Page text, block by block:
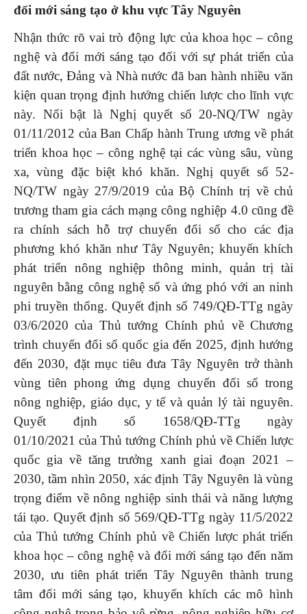
đổi mới sáng tạo ở khu vực Tây Nguyên
Nhận thức rõ vai trò động lực của khoa học – công
nghệ và đổi mới sáng tạo đối với sự phát triển của
đất nước, Đảng và Nhà nước đã ban hành nhiều văn
kiện quan trọng định hướng chiến lược cho lĩnh vực
này. Nổi bật là Nghị quyết số 20-NQ/TW ngày
01/11/2012 của Ban Chấp hành Trung ương về phát
triển khoa học – công nghệ tại các vùng sâu, vùng
xa, vùng đặc biệt khó khăn. Nghị quyết số 52-
NQ/TW ngày 27/9/2019 của Bộ Chính trị về chủ
trương tham gia cách mạng công nghiệp 4.0 cũng đề
ra chính sách hỗ trợ chuyển đổi số cho các địa
phương khó khăn như Tây Nguyên; khuyến khích
phát triển nông nghiệp thông minh, quản trị tài
nguyên bằng công nghệ số và ứng phó với an ninh
phi truyền thống. Quyết định số 749/QĐ-TTg ngày
03/6/2020 của Thủ tướng Chính phủ về Chương
trình chuyển đổi số quốc gia đến 2025, định hướng
đến 2030, đặt mục tiêu đưa Tây Nguyên trở thành
vùng tiên phong ứng dụng chuyển đổi số trong
nông nghiệp, giáo dục, y tế và quản lý tài nguyên.
Quyết định số 1658/QĐ-TTg ngày
01/10/2021 của Thủ tướng Chính phủ về Chiến lược
quốc gia về tăng trưởng xanh giai đoạn 2021 –
2030, tầm nhìn 2050, xác định Tây Nguyên là vùng
trọng điểm về nông nghiệp sinh thái và năng lượng
tái tạo. Quyết định số 569/QĐ-TTg ngày 11/5/2022
của Thủ tướng Chính phủ về Chiến lược phát triển
khoa học – công nghệ và đổi mới sáng tạo đến năm
2030, ưu tiên phát triển Tây Nguyên thành trung
tâm đổi mới sáng tạo, khuyến khích các mô hình